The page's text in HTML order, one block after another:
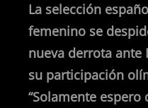
La selección
femenino se
nueva derrota ante
su participación
“Solamente